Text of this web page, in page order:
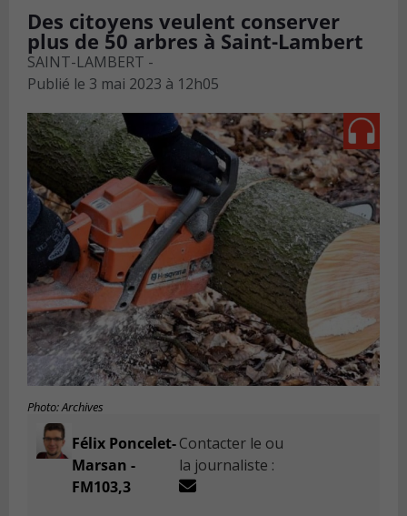
Des citoyens veulent conserver
plus de 50 arbres à Saint-Lambert
SAINT-LAMBERT -
Publié le 3 mai 2023 à 12h05
Photo: Archives
Félix Poncelet-
Marsan -
FM103,3
Contacter le ou
la journaliste :